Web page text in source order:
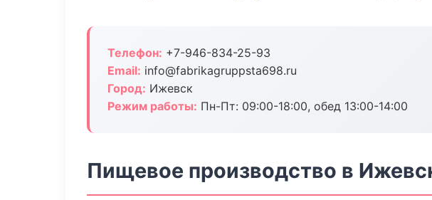
Телефон: +7-946-834-25-93
Email: info@fabrikagruppsta698.ru
Город: Ижевск
Режим работы: Пн-Пт: 09:00-18:00, обед 13:00-14:00
Пищевое производство в